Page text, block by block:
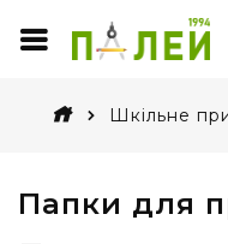
Шкільне
Папки для